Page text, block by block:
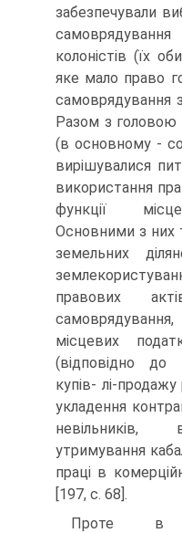
забезпечували
колоністів (їх
яке мало право
самоврядування
Разом з головою
(в основному -
вирішувалися
використання
функції
Основними з них
земельних
правових
самоврядування,
місцевих
(відповідно до
купів- лі-
укладення
невільників,
утримування
праці в
[197, с. 68].
Проте в